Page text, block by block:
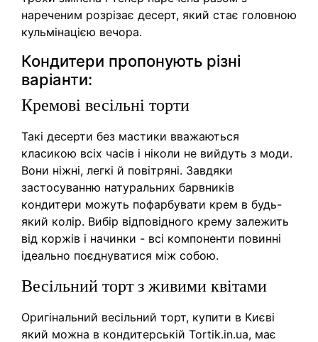
нареченим розрізає десерт, який стає головною
кульмінацією вечора.
Кондитери пропонують різні
варіанти:
Кремові весільні торти
Такі десерти без мастики вважаються
класикою всіх часів і ніколи не вийдуть з моди.
Вони ніжні, легкі й повітряні. Завдяки
застосуванню натуральних барвників
кондитери можуть пофарбувати крем в будь-
який колір. Вибір відповідного крему залежить
від коржів і начинки - всі компоненти повинні
ідеально поєднуватися між собою.
Весільний торт з живими квітами
Оригінальний весільний торт, купити в Києві
який можна в кондитерській Tortik.in.ua, має